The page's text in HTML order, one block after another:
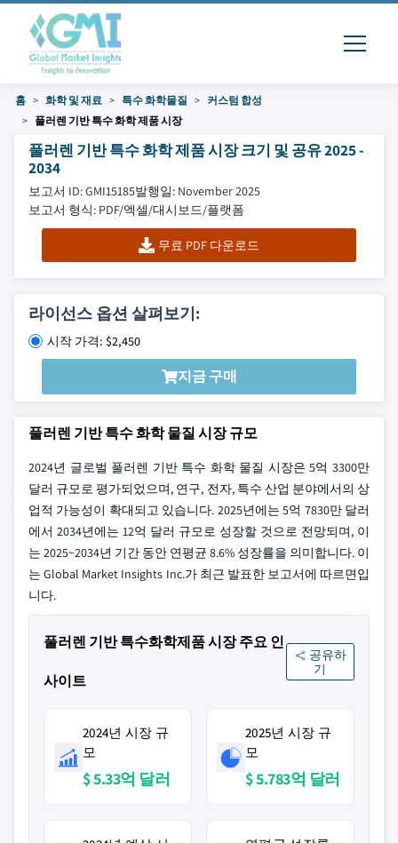
홈 화학 및 재료 특수 화학물질
커스텀 합성
풀러렌 기반 특수 화학 제품 시장
풀러렌 기반 특수 화학 제품 시장 크기 및 공유 2025 -
2034
보고서 ID: GMI15185발행일: November 2025
보고서 형식: PDF/엑셀/대시보드/플랫폼
무료 PDF 다운로드
라이선스 옵션 살펴보기:
시작 가격: $2,450
지금 구매
풀러렌 기반 특수 화학 물질 시장 규모
2024년 글로벌 풀러렌 기반 특수 화학 물질 시장은 5억 3300만
달러 규모로 평가되었으며, 연구, 전자, 특수 산업 분야에서의 상
업적 가능성이 확대되고 있습니다. 2025년에는 5억 7830만 달러
에서 2034년에는 12억 달러 규모로 성장할 것으로 전망되며, 이
는 2025~2034년 기간 동안 연평균 8.6% 성장률을 의미합니다. 이
는 Global Market Insights Inc.가 최근 발표한 보고서에 따르면입
니다.
풀러렌 기반 특수화학제품 시장 주요 인
사이트
공유하
기
2024년 시장 규
모
$ 5.33억 달러
2025년 시장 규
모
$ 5.783억 달러